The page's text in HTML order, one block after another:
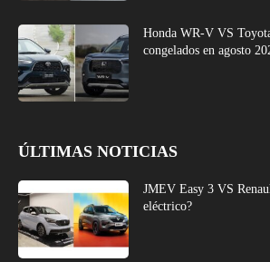
Honda WR-V VS
congelados en agosto
ÚLTIMAS NOTICIAS
JMEV Easy 3 VS
eléctrico?